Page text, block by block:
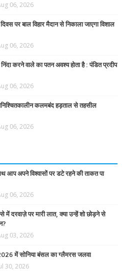
06, 2026
पर बाल विहार मैदान से निकाला जाएगा विशाल
06, 2026
करने वाले का पतन अवश्य होता है : पंडित प्रदीप
06, 2026
कलमबंद हड़ताल से तहसील
06, 2026
आप अपने विश्वासों पर डटे रहने की ताकत पा
06, 2026
दरवाज़े पर मारी लात, क्या उन्हें शो छोड़ने से
03, 2026
में सोनिया बंसल का ग्लैमरस जलवा
30, 2026